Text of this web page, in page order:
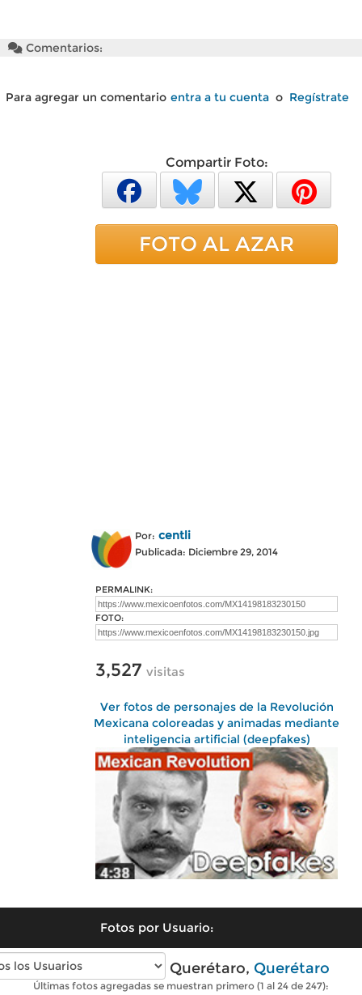
Comentarios:
Para agregar un comentario entra a tu cuenta o Regístrate
Compartir Foto:
FOTO AL AZAR
Por: centli
Publicada: Diciembre 29, 2014
PERMALINK:
FOTO:
3,527 visitas
Ver fotos de personajes de la Revolución
Mexicana coloreadas y animadas mediante
inteligencia artificial (deepfakes)
Fotos por Usuario:
Fotos antiguas de Querétaro, Querétaro
Últimas fotos agregadas se muestran primero (1 al 24 de 247):